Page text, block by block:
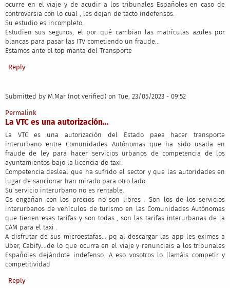
ocurre en el viaje y de acudir a los tribunales Españoles en caso de
controversia con lo cual , les dejan de tacto indefensos.
Su estudio es incompleto.
Estudien sus seguros, el por qué cambian las matrículas azules por
blancas para pasar las ITV cometiendo un fraude...
Estamos ante el top manta del Transporte
Reply
Submitted by M.Mar (not verified) on Tue, 23/05/2023 - 09:52
Permalink
La VTC es una autorización…
La VTC es una autorización del Estado paea hacer transporte
interurbano entre Comunidades Autónomas que ha sido usada en
fraude de ley para hacer servicios urbanos de competencia de los
ayuntamientos bajo la licencia de taxi.
Competencia desleal que ha sufrido el sector y que las autoridades en
lugar de sancionar han mirado para otro lado.
Su servicio interurbano no es rentable.
Os engañan con los precios no son libres . Son los de los servicios
interurbanos de vehículos de turismo en las Comunidades Autónomas
que tienen esas tarifas y son todas , son las tarifas interurbanas de la
CAM para el taxi .
A disfrutar de sus microestafas... pq al descargar las app les eximes a
Uber, Cabify....de lo que ocurra en el viaje y renunciais a los tribunales
Españoles dejándote indefenso. A eso vosotros lo llamáis competir y
competitividad
Reply